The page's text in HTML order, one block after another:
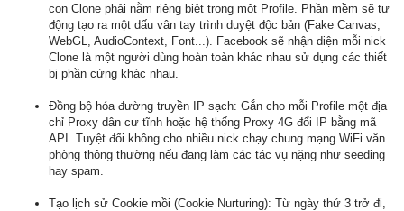
con Clone phải nằm riêng biệt trong một Profile. Phần mềm sẽ tự
động tạo ra một dấu vân tay trình duyệt độc bản (Fake Canvas,
WebGL, AudioContext, Font...). Facebook sẽ nhận diện mỗi nick
Clone là một người dùng hoàn toàn khác nhau sử dụng các thiết
bị phần cứng khác nhau.
Đồng bộ hóa đường truyền IP sạch: Gắn cho mỗi Profile một địa
chỉ Proxy dân cư tĩnh hoặc hệ thống Proxy 4G đổi IP bằng mã
API. Tuyệt đối không cho nhiều nick chạy chung mạng WiFi văn
phòng thông thường nếu đang làm các tác vụ nặng như seeding
hay spam.
Tạo lịch sử Cookie mồi (Cookie Nurturing): Từ ngày thứ 3 trở đi,